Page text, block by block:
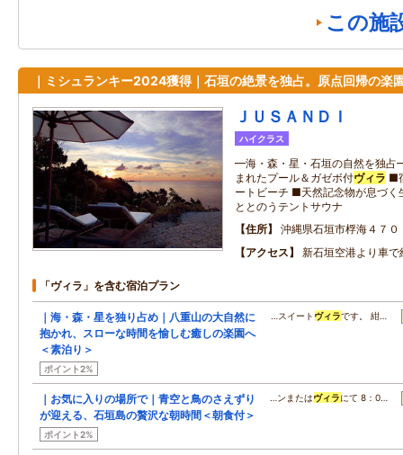
この施
｜ミシュランキー2024獲得｜石垣の絶景を独占。原点回帰の楽
ＪＵＳＡＮＤＩ
ハイクラス
━海・森・星・石垣の自然を独
まれたプール＆ガゼボ付ヴィラ ■
ートビーチ ■天然記念物が息づ
ととのうテントサウナ
住所
沖縄県石垣市桴海４７０
アクセス
新石垣空港より車で
「ヴィラ」を含む宿泊プラン
｜海・森・星を独り占め｜八重山の大自然に
抱かれ、スローな時間を愉しむ癒しの楽園へ
＜素泊り＞
ポイント2%
…スイート ヴィラです。 紺…
｜お気に入りの場所で｜青空と鳥のさえずり
が迎える、石垣島の贅沢な朝時間＜朝食付＞
ポイント2%
…ンまたはヴィラにて 8：0…